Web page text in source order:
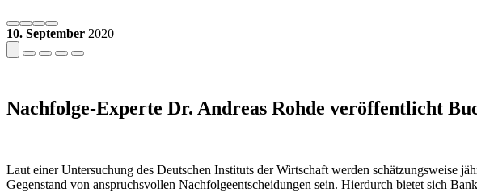
10. September 2020
Nachfolge-Experte Dr. Andreas Rohde veröffentlicht
Laut einer Untersuchung des Deutschen Instituts der Wirtschaft werden schätzungsweise
Gegenstand von anspruchsvollen Nachfolgeentscheidungen sein. Hierdurch bietet sich